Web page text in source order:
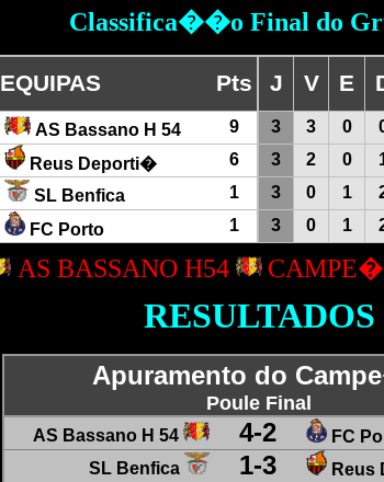
Classifica��o Final do
EQUIPAS Pts J V E
AS Bassano H 54 9 3 3 0
Reus Deporti� 6 3 2 0
SL Benfica 1 3 0 1
FC Porto 1 3 0 1
AS BASSANO H54
RESULTADOS
Apuramento do
Poule Final
AS Bassano H 54 4-2
FC
SL Benfica
1-3
Reus